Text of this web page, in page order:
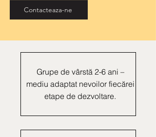
Contacteaza-ne
Grupe de vârstă 2-6 ani –
mediu adaptat nevoilor fiecărei
etape de dezvoltare.